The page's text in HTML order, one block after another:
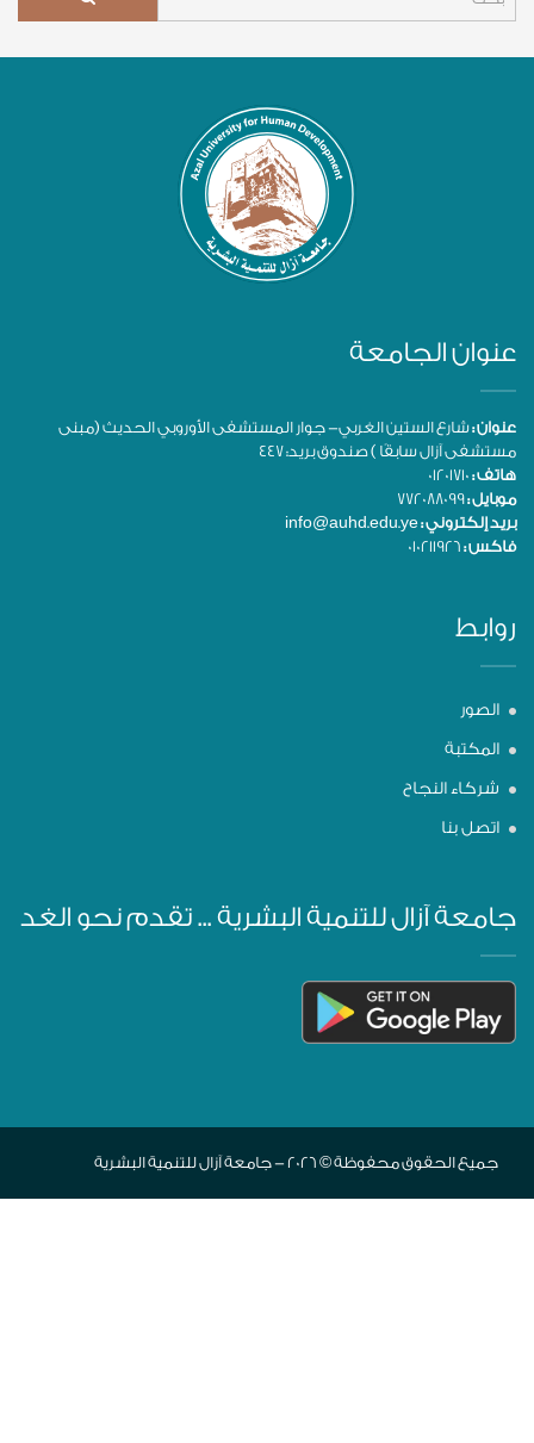
عنوان الجامعة
عنوان :شارع الستين الغربي- جوار المستشفى الأوروبي الحديث (مبنى
مستشفى آزال سابقًا ) صندوق بريد: 447
هاتف :
موبايل :
بريد إلكتروني :
فاكس :
روابط
الصور
المكتبة
شركاء النجاح
اتصل بنا
جامعة آزال للتنمية البشرية ... تقدم نحو الغد
جميع الحقوق محفوظة © 2026 - جامعة آزال للتنمية البشرية